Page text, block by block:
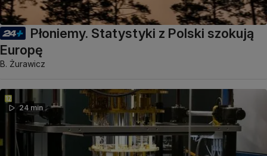
Płoniemy. Statystyki z Polski szokują
Europę
B. Żurawicz
24 min